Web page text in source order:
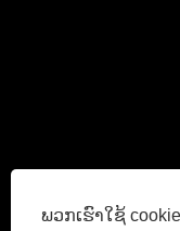
ພວກເຮົາໃຊ້